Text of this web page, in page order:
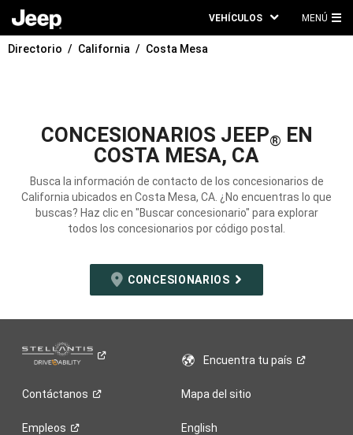
VEHÍCULOS MENÚ
Directorio California Costa Mesa
CONCESIONARIOS JEEP® EN
COSTA MESA, CA
Busca la información de contacto de los concesionarios de
California ubicados en Costa Mesa, CA. ¿No encuentras lo que
buscas? Haz clic en "Buscar concesionario" para explorar
todos los concesionarios por código postal.
CONCESIONARIOS
Encuentra tupaís
Contáctanos Mapa del sitio
Empleos English